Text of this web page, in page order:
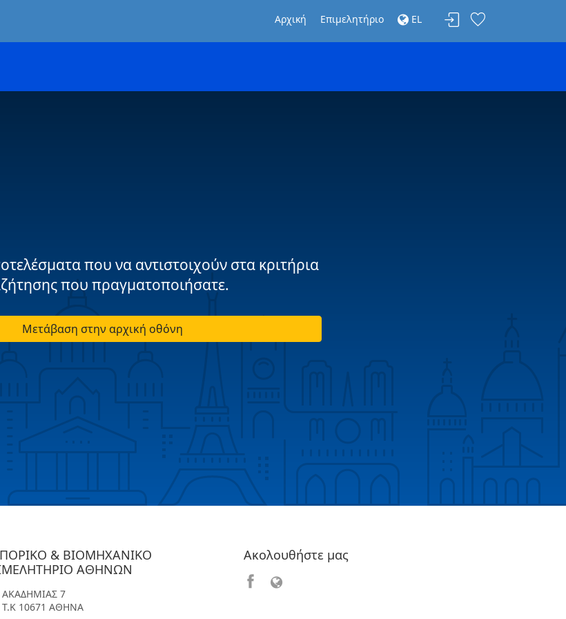
Αρχική Επιμελητήριο EL
που να αντιστοιχούν στα κριτήρια
που πραγματοποιήσατε.
Μετάβαση στην αρχική οθόνη
& ΒΙΟΜΗΧΑΝΙΚΟ
ΑΘΗΝΩΝ
ΑΚΑΔΗΜΙΑΣ 7
T.K 10671 ΑΘΗΝΑ
Ακολουθήστε μας